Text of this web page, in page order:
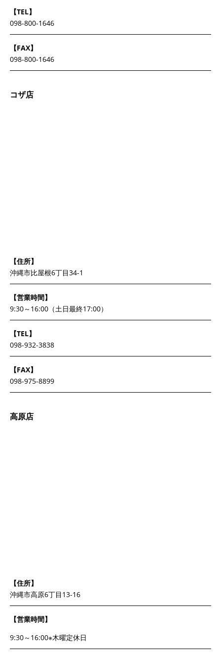
【TEL】
098-800-1646
【FAX】
098-800-1646
コザ店
【住所】
沖縄市比屋根6丁目34-1
【営業時間】
9:30～16:00（土日最終17:00）
【TEL】
098-932-3838
【FAX】
098-975-8899
高原店
【住所】
沖縄市高原6丁目13-16
【営業時間】
9:30～16:00※木曜定休日